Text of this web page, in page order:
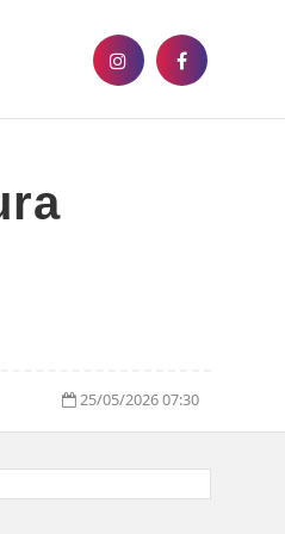
25/05/2026 07:30